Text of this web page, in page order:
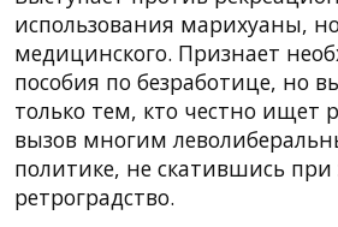
использования марихуаны,
медицинского. Признает
пособия по безработице, но
только тем, кто честно ищет
вызов многим
политике, не скатившись при
ретроградство.